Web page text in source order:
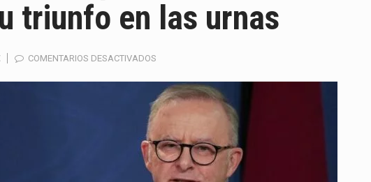
triunfo en las urnas
COMENTARIOS DESACTIVADOS
UNIDOS
FELICITA
A
MINISTRO
DE
AUSTRALIA